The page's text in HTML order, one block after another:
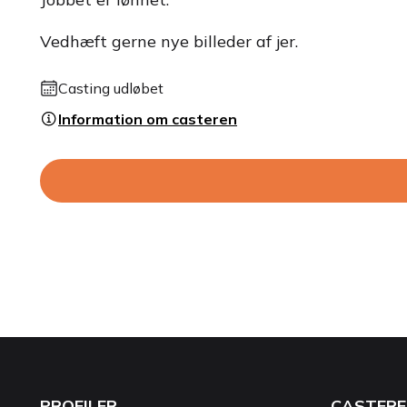
Vedhæft gerne nye billeder af jer.
Casting udløbet
Information om casteren